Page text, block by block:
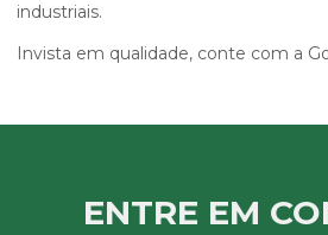
industriais.
Invista em qualidade, conte com a
ENTRE EM